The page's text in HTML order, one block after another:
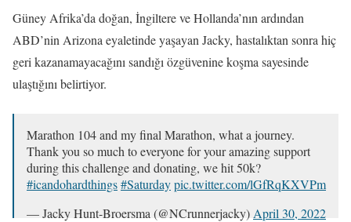
Güney Afrika’da doğan, İngiltere ve Hollanda’nın ardından
ABD’nin Arizona eyaletinde yaşayan Jacky, hastalıktan sonra hiç
geri kazanamayacağını sandığı özgüvenine koşma sayesinde
ulaştığını belirtiyor.
Marathon 104 and my final Marathon, what a journey.
Thank you so much to everyone for your amazing support
during this challenge and donating, we hit 50k?
#icandohardthings#Saturdaypic.twitter.com/lGfRqKXVPm
— Jacky Hunt-Broersma (@NCrunnerjacky) April 30, 2022